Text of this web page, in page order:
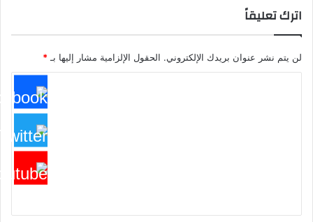
اترك تعليقاً
لن يتم نشر عنوان بريدك الإلكتروني. الحقول الإلزامية مشار إليها بـ *